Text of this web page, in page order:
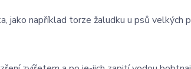
jako například torze žaludku u psů velkých